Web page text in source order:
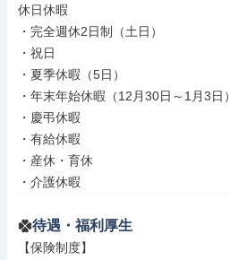
休日休暇
・完全週休2日制（土日）
・祝日
・夏季休暇（5日）
・年末年始休暇（12月30日～1月3日）
・慶弔休暇
・有給休暇
・産休・育休
・介護休暇
待遇・福利厚生
【保険制度】